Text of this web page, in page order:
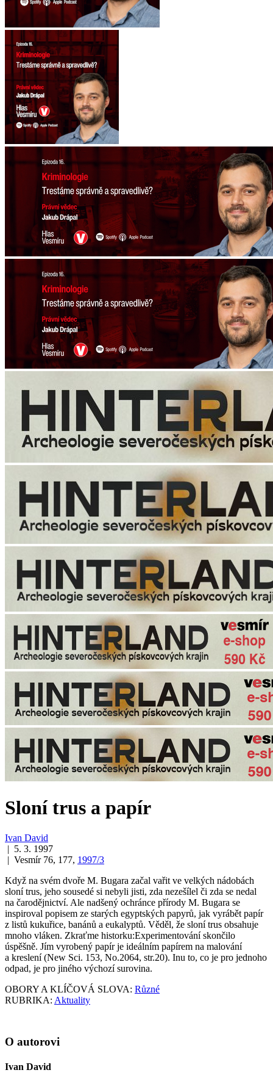
Sloní trus a papír
Ivan David
| 5. 3. 1997
| Vesmír 76, 177, 1997/3
Když na svém dvoře M. Bugara začal vařit ve velkých nádobách
sloní trus, jeho sousedé si nebyli jisti, zda nezešílel či zda se nedal
na čarodějnictví. Ale nadšený ochránce přírody M. Bugara se
inspiroval popisem ze starých egyptských papyrů, jak vyrábět papír
z listů kukuřice, banánů a eukalyptů. Věděl, že sloní trus obsahuje
mnoho vláken. Zkraťme historku:Experimentování skončilo
úspěšně. Jím vyrobený papír je ideálním papírem na malování
a kreslení (New Sci. 153, No.2064, str.20). Inu to, co je pro jednoho
odpad, je pro jiného výchozí surovina.
OBORY A KLÍČOVÁ SLOVA: Různé
RUBRIKA: Aktuality
O autorovi
Ivan David